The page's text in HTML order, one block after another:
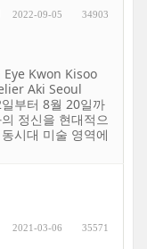
2022-09-05 34903
Kwon Kisoo
Aki Seoul
부터 8월 20일까
정신을 현대적으
시대 미술 영역에
2021-03-06 35571